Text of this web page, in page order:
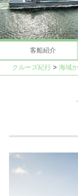
客船紹介
クルーズ紀行> 海域